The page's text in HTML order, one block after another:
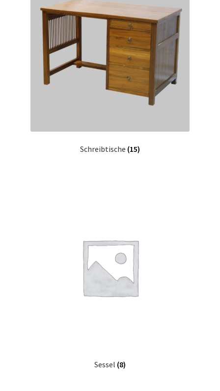
Schreibtische (15)
Sessel (8)